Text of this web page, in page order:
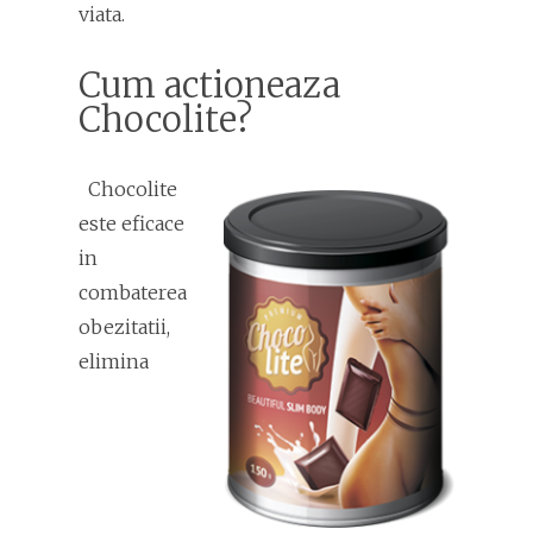
viata.
Cum actioneaza
Chocolite?
Chocolite
este eficace
in
combaterea
obezitatii,
elimina